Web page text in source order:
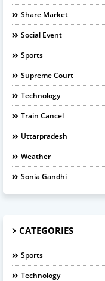
Share Market
Social Event
Sports
Supreme Court
Technology
Train Cancel
Uttarpradesh
Weather
Sonia Gandhi
CATEGORIES
Sports
Technology